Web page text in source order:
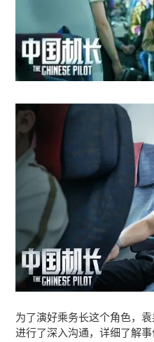
为了演好乘务长这个角色，
进行了深入沟通，详细了解